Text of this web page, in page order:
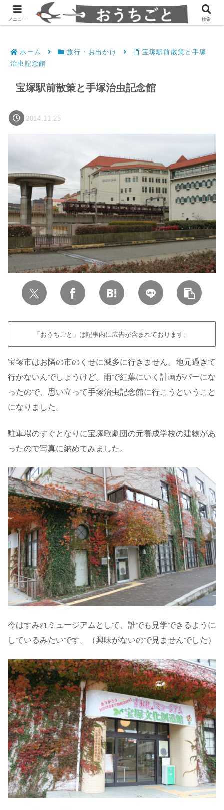
発達障害凸凹夫婦のシンプルすっきり生活
ホーム 旅行・お出かけ
宝塚駅前散策と手塚
治虫記念館
宝塚駅前散策と手塚治虫記念館
2014.11.25
「おうちごと」は記事内に広告が含まれております。
宝塚市はお隣の市のくせに滅多に行きません。地元過ぎて
行かないんでしょうけど。雨で紅葉にいく計画がパーにな
ったので、思い立って手塚治虫記念館に行こうということ
になりました。
駐車場のすぐとなりに宝塚歌劇団の元養成学校の建物があ
ったので写真に納めてみました。
今はすみれミュージアムとして、誰でも見学できるように
しているみたいです。（興味がないので見ませんでした）
メニュー 検索